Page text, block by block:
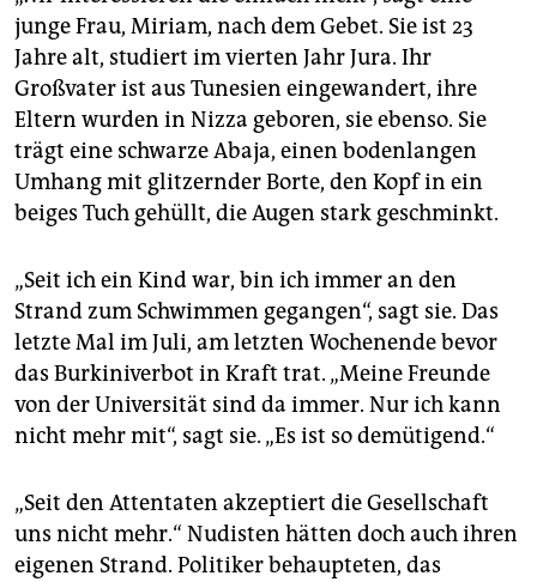
junge Frau, Miriam, nach dem Gebet. Sie ist 23
Jahre alt, studiert im vierten Jahr Jura. Ihr
Großvater ist aus Tunesien eingewandert, ihre
Eltern wurden in Nizza geboren, sie ebenso. Sie
trägt eine schwarze Abaja, einen bodenlangen
Umhang mit glitzernder Borte, den Kopf in ein
beiges Tuch gehüllt, die Augen stark geschminkt.
„Seit ich ein Kind war, bin ich immer an den
Strand zum Schwimmen gegangen“, sagt sie. Das
letzte Mal im Juli, am letzten Wochenende bevor
das Burkiniverbot in Kraft trat. „Meine Freunde
von der Universität sind da immer. Nur ich kann
nicht mehr mit“, sagt sie. „Es ist so demütigend.“
„Seit den Attentaten akzeptiert die Gesellschaft
uns nicht mehr.“ Nudisten hätten doch auch ihren
eigenen Strand. Politiker behaupteten, das